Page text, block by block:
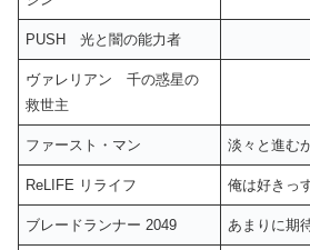
PUSH 光と闇の能力者
ヴァレリアン 千の惑星の
救世主
ファースト・マン 淡々と進む
ReLIFE リライフ 俺は好きっ
ブレードランナー 2049 あまりに期